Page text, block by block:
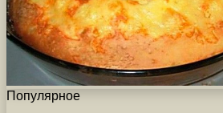
Популярное